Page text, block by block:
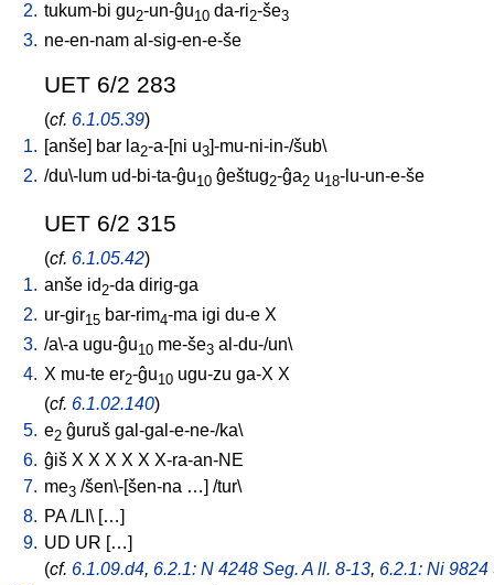
2. tukum-bi gu2-un-ĝu10 da-ri2-še3
3. ne-en-nam al-sig-en-e-še
UET 6/2 283
(cf. 6.1.05.39)
1. [anše] bar la2-a-[ni u3]-mu-ni-in-/šub\
2. /du\-lum ud-bi-ta-ĝu10 ĝeštug2-ĝa2 u18-lu-un-e-še
UET 6/2 315
(cf. 6.1.05.42)
1. anše id2-da dirig-ga
2. ur-gir15 bar-rim4-ma igi du-e X
3. /a\-a ugu-ĝu10 me-še3 al-du-/un\
4. X mu-te er2-ĝu10 ugu-zu ga-X X
(cf. 6.1.02.140)
5. e2 ĝuruš gal-gal-e-ne-/ka\
6. ĝiš X X X X X X-ra-an-NE
7. me3 /šen\-[šen-na …] /tur\
8. PA/LI \ […]
9. UD UR […]
(cf. 6.1.09.d4, 6.2.1: N 4248 Seg. A ll. 8-13, 6.2.1: Ni